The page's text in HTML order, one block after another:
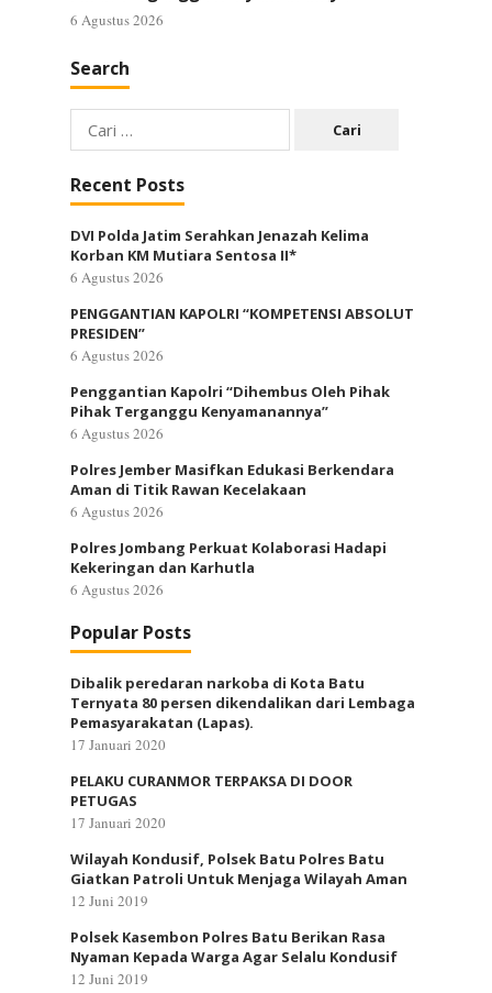
6 Agustus 2026
Search
Cari
untuk:
Recent Posts
DVI Polda Jatim Serahkan Jenazah Kelima
Korban KM Mutiara Sentosa II*
6 Agustus 2026
PENGGANTIAN KAPOLRI “KOMPETENSI ABSOLUT
PRESIDEN”
6 Agustus 2026
Penggantian Kapolri “Dihembus Oleh Pihak
Pihak Terganggu Kenyamanannya”
6 Agustus 2026
Polres Jember Masifkan Edukasi Berkendara
Aman di Titik Rawan Kecelakaan
6 Agustus 2026
Polres Jombang Perkuat Kolaborasi Hadapi
Kekeringan dan Karhutla
6 Agustus 2026
Popular Posts
Dibalik peredaran narkoba di Kota Batu
Ternyata 80 persen dikendalikan dari Lembaga
Pemasyarakatan (Lapas).
17 Januari 2020
PELAKU CURANMOR TERPAKSA DI DOOR
PETUGAS
17 Januari 2020
Wilayah Kondusif, Polsek Batu Polres Batu
Giatkan Patroli Untuk Menjaga Wilayah Aman
12 Juni 2019
Polsek Kasembon Polres Batu Berikan Rasa
Nyaman Kepada Warga Agar Selalu Kondusif
12 Juni 2019